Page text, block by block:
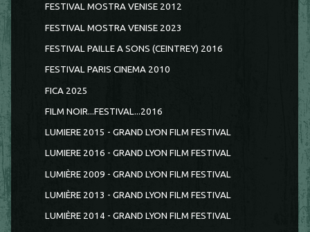
FESTIVAL MOSTRA VENISE 2012
FESTIVAL MOSTRA VENISE 2023
FESTIVAL PAILLE A SONS (CEINTREY) 2016
FESTIVAL PARIS CINEMA 2010
FICA 2025
FILM NOIR...FESTIVAL...2016
LUMIERE 2015 - GRAND LYON FILM FESTIVAL
LUMIERE 2016 - GRAND LYON FILM FESTIVAL
LUMIÈRE 2009 - GRAND LYON FILM FESTIVAL
LUMIÈRE 2013 - GRAND LYON FILM FESTIVAL
LUMIÈRE 2014 - GRAND LYON FILM FESTIVAL